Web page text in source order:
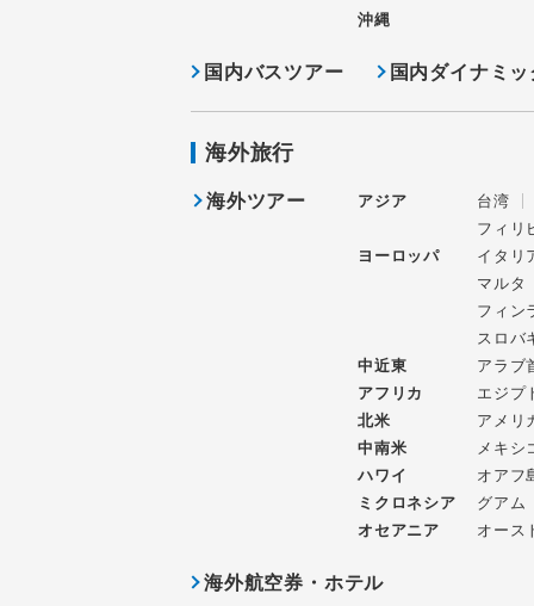
沖縄
国内バスツアー 国内ダイナミ
海外旅行
海外ツアー アジア
台湾
フィリ
ヨーロッパ
イタリ
マルタ
フィン
スロバ
中近東
アラブ
アフリカ
エジプ
北米
アメリ
中南米
メキシ
ハワイ
オアフ
ミクロネシア
グアム
オセアニア
オース
海外航空券・ホテル